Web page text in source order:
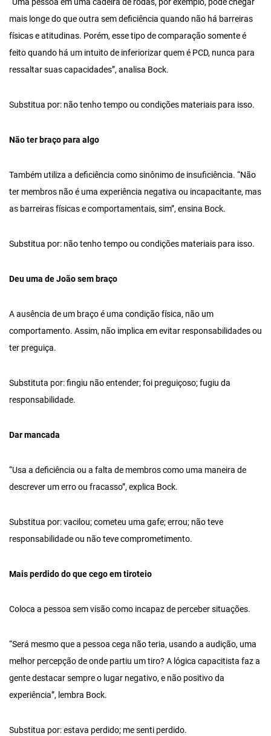
“Uma pessoa em uma cadeira de rodas, por exemplo, pode chegar
mais longe do que outra sem deficiência quando não há barreiras
físicas e atitudinas. Porém, esse tipo de comparação somente é
feito quando há um intuito de inferiorizar quem é PCD, nunca para
ressaltar suas capacidades”, analisa Bock.
Substitua por: não tenho tempo ou condições materiais para isso.
Não ter braço para algo
Também utiliza a deficiência como sinônimo de insuficiência. “Não
ter membros não é uma experiência negativa ou incapacitante, mas
as barreiras físicas e comportamentais, sim”, ensina Bock.
Substitua por: não tenho tempo ou condições materiais para isso.
Deu uma de João sem braço
A ausência de um braço é uma condição física, não um
comportamento. Assim, não implica em evitar responsabilidades ou
ter preguiça.
Substituta por: fingiu não entender; foi preguiçoso; fugiu da
responsabilidade.
Dar mancada
“Usa a deficiência ou a falta de membros como uma maneira de
descrever um erro ou fracasso”, explica Bock.
Substitua por: vacilou; cometeu uma gafe; errou; não teve
responsabilidade ou não teve comprometimento.
Mais perdido do que cego em tiroteio
Coloca a pessoa sem visão como incapaz de perceber situações.
“Será mesmo que a pessoa cega não teria, usando a audição, uma
melhor percepção de onde partiu um tiro? A lógica capacitista faz a
gente destacar sempre o lugar negativo, e não positivo da
experiência”, lembra Bock.
Substitua por: estava perdido; me senti perdido.